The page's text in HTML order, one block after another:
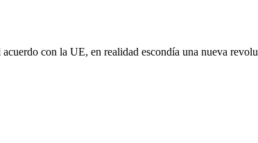
con la UE, en realidad escondía una nueva